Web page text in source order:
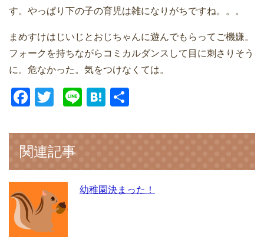
す。やっぱり下の子の育児は雑になりがちですね。。。
まめすけはじいじとおじちゃんに遊んでもらってご機嫌。
フォークを持ちながらコミカルダンスして目に刺さりそう
に。危なかった。気をつけなくては。
F
c
e
b
o
k
tt
er
Li
e
H
e
a
関連記事
幼稚園決まった！